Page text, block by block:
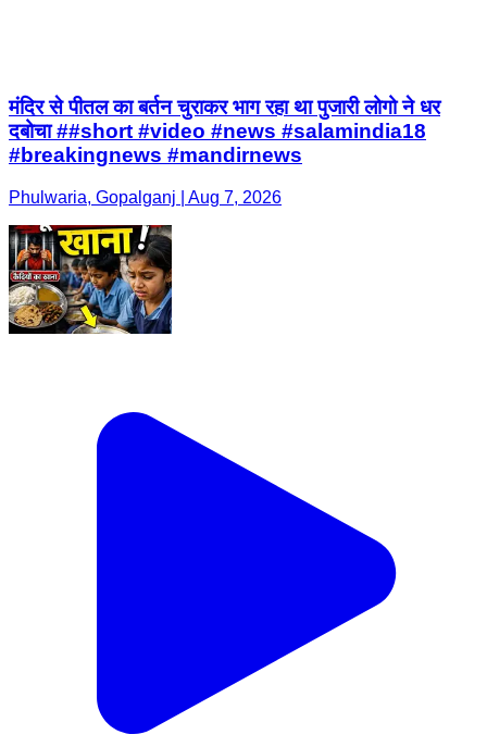
मंदिर से पीतल का बर्तन चुराकर भाग रहा था पुजारी लोगो ने धर
दबोचा ##short #video #news #salamindia18
#breakingnews #mandirnews
Phulwaria, Gopalganj | Aug 7, 2026